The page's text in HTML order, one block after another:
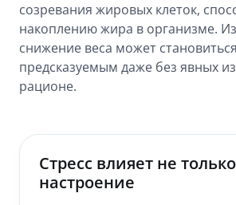
созревания жировых клеток,
накоплению жира в организме.
снижение веса может
предсказуемым даже без явных
рационе.
Стресс влияет не
настроение